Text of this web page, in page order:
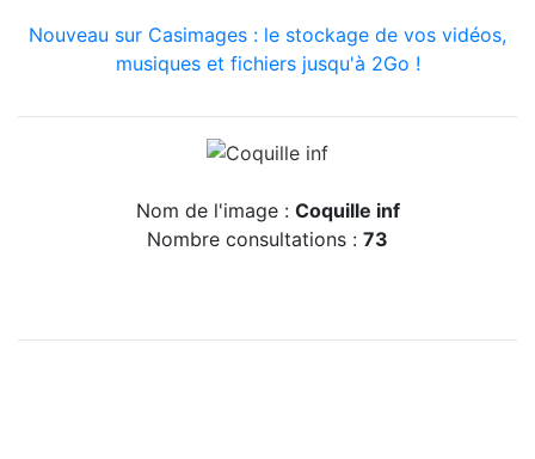
Nouveau sur Casimages : le stockage de vos vidéos,
musiques et fichiers jusqu'à 2Go !
Nom de l'image : Coquille inf
Nombre consultations : 73